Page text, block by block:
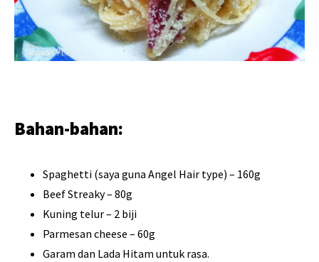
Bahan-bahan:
Spaghetti (saya guna Angel Hair type) – 160g
Beef Streaky – 80g
Kuning telur – 2 biji
Parmesan cheese – 60g
Garam dan Lada Hitam untuk rasa.